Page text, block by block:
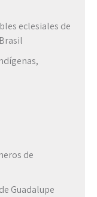
eclesiales de
de
Guadalupe